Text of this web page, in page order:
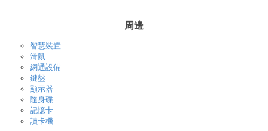
周邊
智慧裝置
滑鼠
網通設備
鍵盤
顯示器
隨身碟
記憶卡
讀卡機